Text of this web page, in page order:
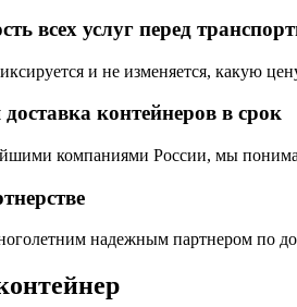
всех услуг перед
и не изменяется, какую
контейнеров в срок
компаниями России, мы
надежным партнером по